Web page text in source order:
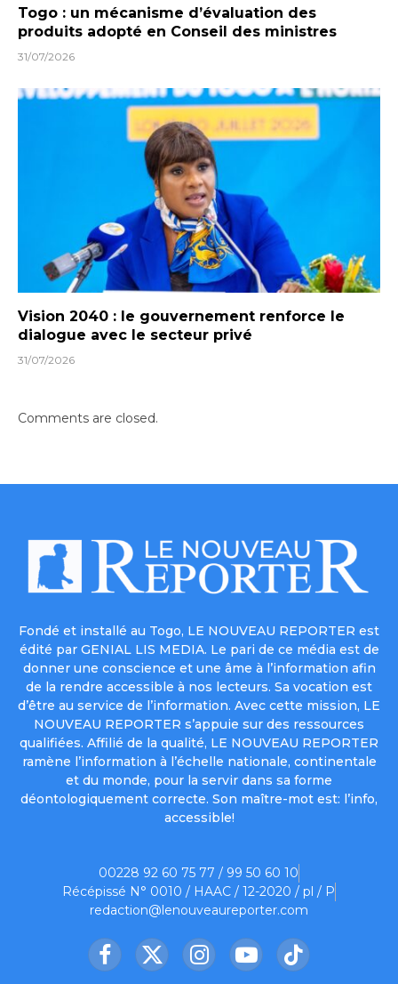
Togo : un mécanisme d’évaluation des
produits adopté en Conseil des ministres
31/07/2026
Vision 2040 : le gouvernement renforce le
dialogue avec le secteur privé
31/07/2026
Comments are closed.
Fondé et installé au Togo, LE NOUVEAU REPORTER est
édité par GENIAL LIS MEDIA. Le pari de ce média est de
donner une conscience et une âme à l’information afin
de la rendre accessible à nos lecteurs. Sa vocation est
d’être au service de l’information. Avec cette mission, LE
NOUVEAU REPORTER s’appuie sur des ressources
qualifiées. Affilié de la qualité, LE NOUVEAU REPORTER
ramène l’information à l’échelle nationale, continentale
et du monde, pour la servir dans sa forme
déontologiquement correcte. Son maître-mot est: l’info,
accessible!
00228 92 60 75 77 / 99 50 60 10
Récépissé N° 0010 / HAAC / 12-2020 / pl / P
redaction@lenouveaureporter.com
Facebook
X
InstagramYouTubeTikTok